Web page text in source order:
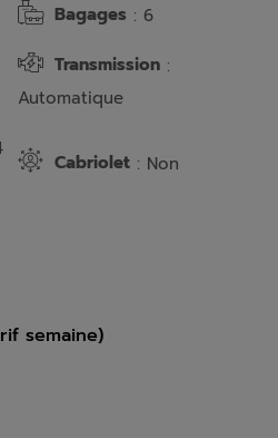
Bagages : 6
Transmission :
Automatique
Cabriolet : Non
semaine)